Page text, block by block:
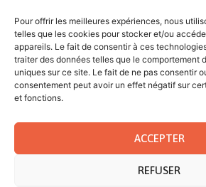
Pour offrir les meilleures expériences, nous
telles que les cookies pour stocker et/ou
appareils. Le fait de consentir à ces
traiter des données telles que le comportement
uniques sur ce site. Le fait de ne pas consentir
consentement peut avoir un effet négatif sur
et fonctions.
ACCEPTER
REFUSER
Qui sommes-nous
Blog
Art et culture
Annonces
Contact
© Tous droits réservés au